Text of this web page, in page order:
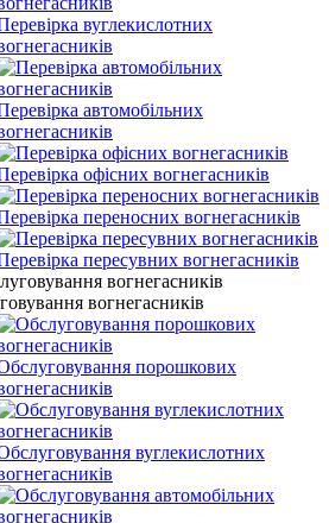
вуглекислотних
автомобільних
офісних вогнегасників
переносних вогнегасників
пересувних вогнегасників
вогнегасників
порошкових
вуглекислотних